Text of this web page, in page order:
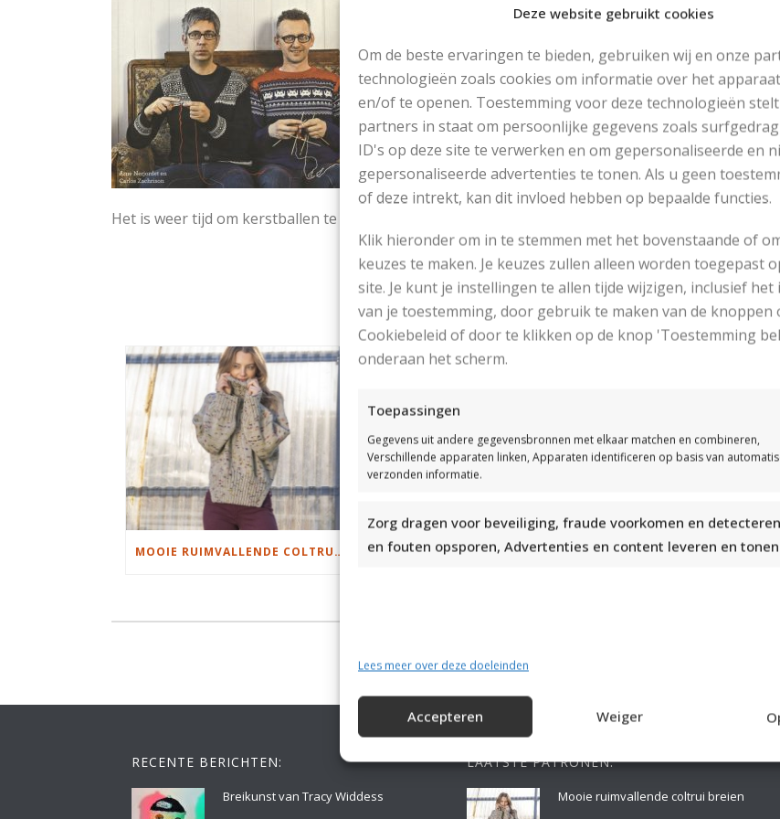
Deze website gebruikt cookies
Om de beste ervaringen te bieden, gebruiken wij en onze
technologieën zoals cookies om informatie over het
en/of te openen. Toestemming voor deze technologieën
partners in staat om persoonlijke gegevens zoals
ID's op deze site te verwerken en om gepersonaliseerde en
gepersonaliseerde advertenties te tonen. Als u geen
of deze intrekt, kan dit invloed hebben op bepaalde functies.
Klik hieronder om in te stemmen met het bovenstaande of
keuzes te maken. Je keuzes zullen alleen worden toegepast
site. Je kunt je instellingen te allen tijde wijzigen, inclusief
van je toestemming, door gebruik te maken van de knoppen
Cookiebeleid of door te klikken op de knop 'Toestemming
onderaan het scherm.
Toepassingen
Gegevens uit andere gegevensbronnen met elkaar matchen en combineren,
Verschillende apparaten linken, Apparaten identificeren op basis van
verzonden informatie.
Zorg dragen voor beveiliging, fraude voorkomen en detecteren
en fouten opsporen, Advertenties en content leveren en
Lees meer over deze doeleinden
Accepteren Weiger
Het is weer tijd om kerstballen te gaan breien!
RECENT POSTS
MOOIE RUIMVALLENDE COLTRUI BREIEN MOOIE DIKGESTREEPTE SOKKEN BREIEN VAN DURABLE GAREN
RECENTE BERICHTEN:
Breikunst van Tracy Widdess
LAATSTE PATRONEN:
Mooie ruimvallende coltrui breien